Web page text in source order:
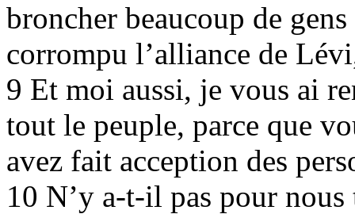
broncher beaucoup de
corrompu l’alliance de
9 Et moi aussi, je vous ai
tout le peuple, parce que
avez fait acception des
10 N’y a-t-il pas pour